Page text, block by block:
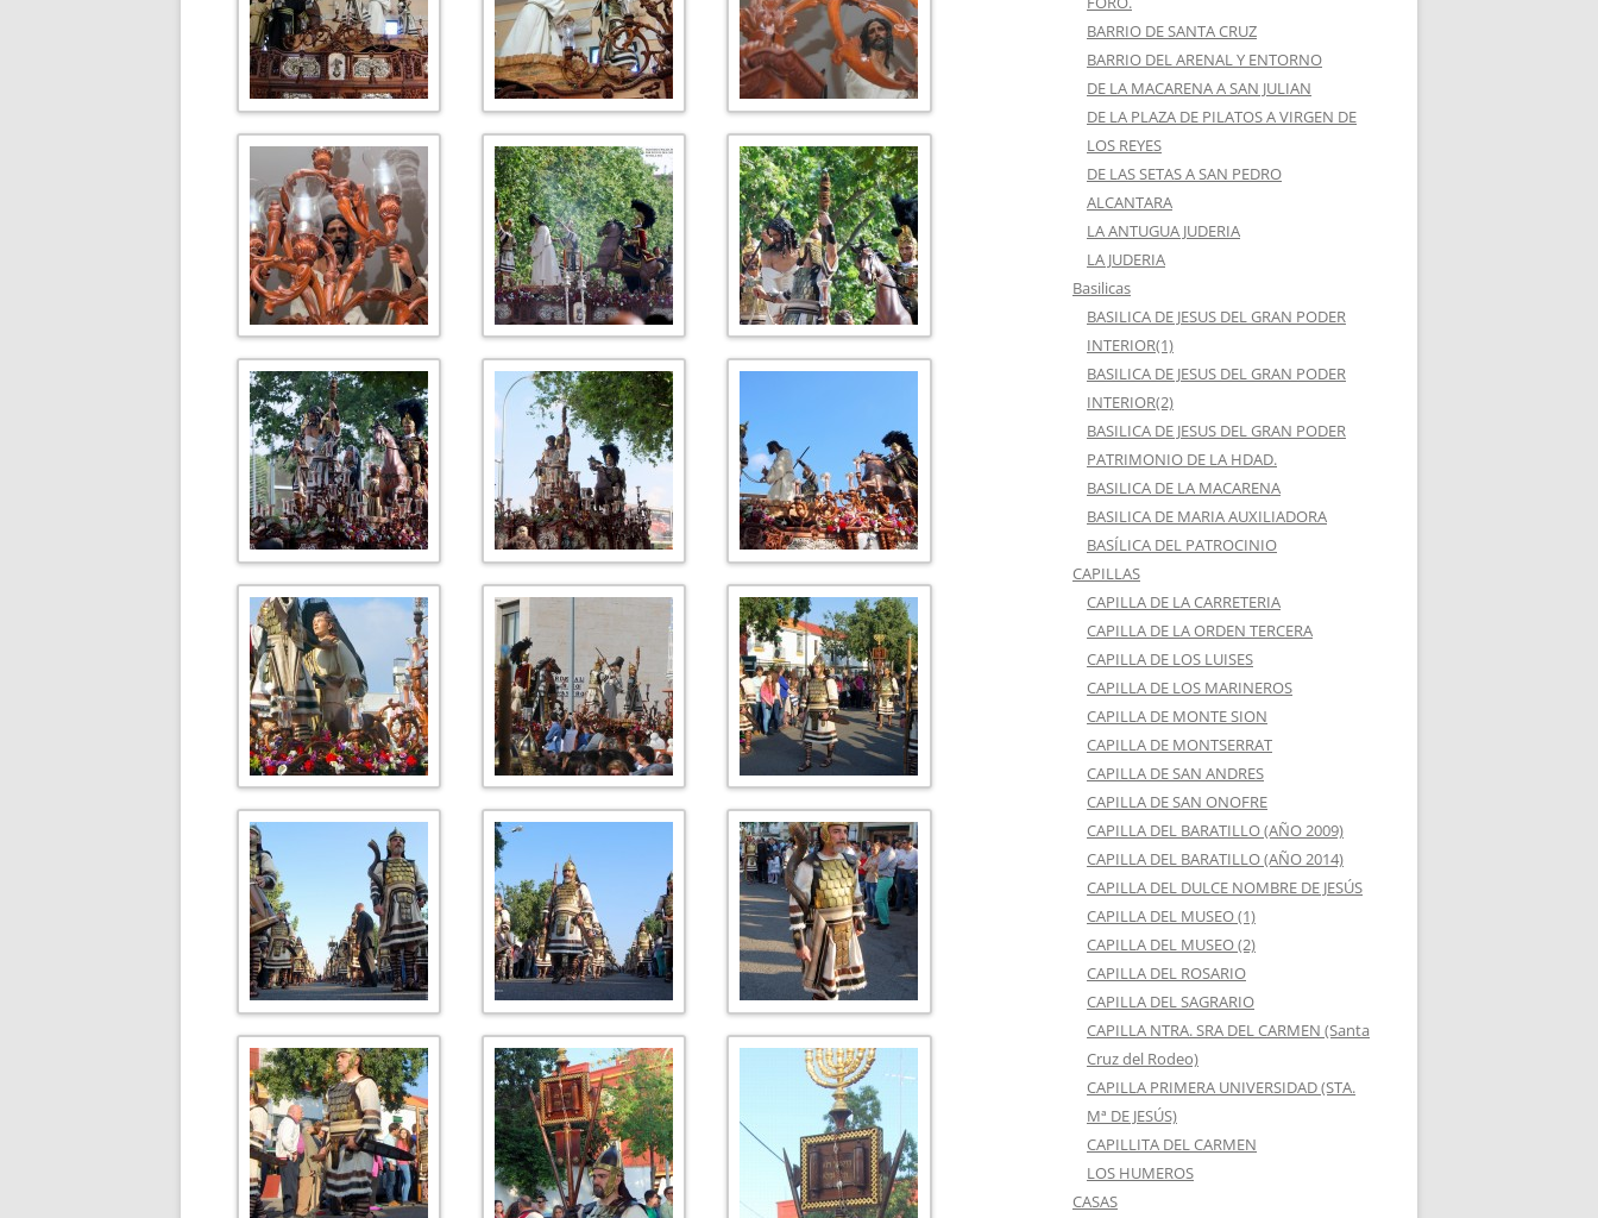
BARRIO DE SANTA CRUZ
BARRIO DEL ARENAL Y ENTORNO
DE LA MACARENA A SAN JULIAN
DE LA PLAZA DE PILATOS A VIRGEN DE
LOS REYES
DE LAS SETAS A SAN PEDRO
ALCANTARA
LA ANTUGUA JUDERIA
LA JUDERIA
Basilicas
BASILICA DE JESUS DEL GRAN PODER
INTERIOR(1)
BASILICA DE JESUS DEL GRAN PODER
INTERIOR(2)
BASILICA DE JESUS DEL GRAN PODER
PATRIMONIO DE LA HDAD.
BASILICA DE LA MACARENA
BASILICA DE MARIA AUXILIADORA
BASÍLICA DEL PATROCINIO
CAPILLAS
CAPILLA DE LA CARRETERIA
CAPILLA DE LA ORDEN TERCERA
CAPILLA DE LOS LUISES
CAPILLA DE LOS MARINEROS
CAPILLA DE MONTE SION
CAPILLA DE MONTSERRAT
CAPILLA DE SAN ANDRES
CAPILLA DE SAN ONOFRE
CAPILLA DEL BARATILLO (AÑO 2009)
CAPILLA DEL BARATILLO (AÑO 2014)
CAPILLA DEL DULCE NOMBRE DE JESÚS
CAPILLA DEL MUSEO (1)
CAPILLA DEL MUSEO (2)
CAPILLA DEL ROSARIO
CAPILLA DEL SAGRARIO
CAPILLA NTRA. SRA DEL CARMEN (Santa
Cruz del Rodeo)
CAPILLA PRIMERA UNIVERSIDAD (STA.
Mª DE JESÚS)
CAPILLITA DEL CARMEN
LOS HUMEROS
CASAS